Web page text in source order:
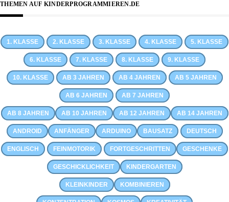
THEMEN AUF KINDERPROGRAMMIEREN.DE
1. KLASSE 2. KLASSE 3. KLASSE 4. KLASSE 5. KLASSE
6. KLASSE 7. KLASSE 8. KLASSE 9. KLASSE
10. KLASSE AB 3 JAHREN AB 4 JAHREN AB 5 JAHREN
AB 6 JAHREN AB 7 JAHREN
AB 8 JAHREN AB 10 JAHREN AB 12 JAHREN AB 14 JAHREN
ANDROID ANFÄNGER ARDUINO BAUSATZ DEUTSCH
ENGLISCH FEINMOTORIK FORTGESCHRITTEN GESCHENKE
GESCHICKLICHKEIT KINDERGARTEN
KLEINKINDER KOMBINIEREN